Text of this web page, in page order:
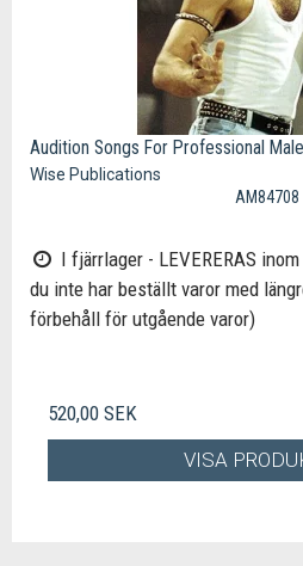
Audition Songs For Professional
Wise Publications
AM84708
I fjärrlager - LEVERERAS
du inte har beställt varor med
förbehåll för utgående varor)
520,00 SEK
VISA